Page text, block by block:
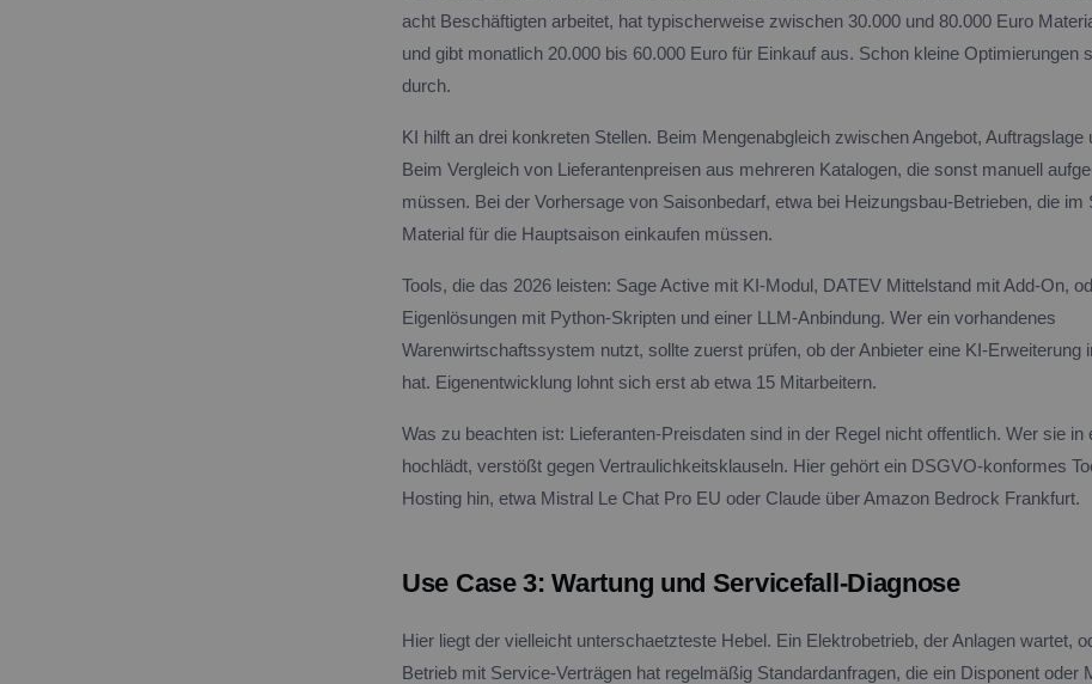
acht Beschäftigten arbeitet, hat typischerweise zwischen 30.000 und 80.000 Euro
und gibt monatlich 20.000 bis 60.000 Euro für Einkauf aus. Schon kleine Optimierungen
durch.
KI hilft an drei konkreten Stellen. Beim Mengenabgleich zwischen Angebot, Auftragslage
Beim Vergleich von Lieferantenpreisen aus mehreren Katalogen, die sonst manuell
müssen. Bei der Vorhersage von Saisonbedarf, etwa bei Heizungsbau-Betrieben, die im
Material für die Hauptsaison einkaufen müssen.
Tools, die das 2026 leisten: Sage Active mit KI-Modul, DATEV Mittelstand mit Add-On,
Eigenlösungen mit Python-Skripten und einer LLM-Anbindung. Wer ein vorhandenes
Warenwirtschaftssystem nutzt, sollte zuerst prüfen, ob der Anbieter eine KI-Erweiterung
hat. Eigenentwicklung lohnt sich erst ab etwa 15 Mitarbeitern.
Was zu beachten ist: Lieferanten-Preisdaten sind in der Regel nicht offentlich. Wer sie in
hochlädt, verstößt gegen Vertraulichkeitsklauseln. Hier gehört ein DSGVO-konformes
Hosting hin, etwa Mistral Le Chat Pro EU oder Claude über Amazon Bedrock Frankfurt.
Use Case 3: Wartung und Servicefall-Diagnose
Hier liegt der vielleicht unterschaetzteste Hebel. Ein Elektrobetrieb, der Anlagen wartet,
Betrieb mit Service-Verträgen hat regelmäßig Standardanfragen, die ein Disponent oder